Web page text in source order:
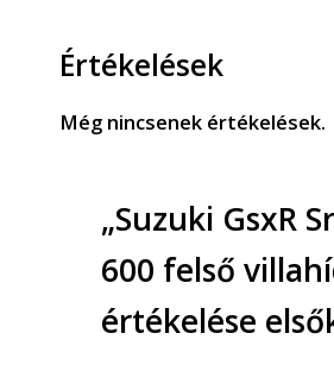
Értékelések
Még nincsenek értékelések.
„Suzuki GsxR
600 felső
értékelése